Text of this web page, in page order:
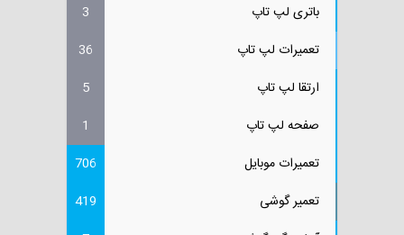
باتری لپ تاپ
3
تعمیرات لپ تاپ
36
ارتقا لپ تاپ
5
صفحه لپ تاپ
1
تعمیرات موبایل
706
تعمیر گوشی
419